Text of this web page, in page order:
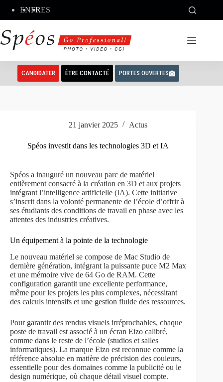
contenu
ENFRES
CANDIDATER ÊTRE CONTACTÉ PORTES OUVERTES
21 janvier 2025 Actus
Spéos investit dans les technologies 3D et IA
Spéos a inauguré un nouveau parc de matériel
entièrement consacré à la création en 3D et aux projets
intégrant l’intelligence artificielle (IA). Cette initiative
s’inscrit dans la volonté permanente de l’école d’offrir à
ses étudiants des conditions de travail en phase avec les
attentes des industries créatives.
Un équipement à la pointe de la technologie
Le nouveau matériel se compose de Mac Studio de
dernière génération, intégrant la puissante puce M2 Max
et une mémoire vive de 64 Go de RAM. Cette
configuration garantit une excellente performance,
même pour les projets les plus complexes, nécessitant
des calculs intensifs et une gestion fluide des ressources.
Pour garantir des rendus visuels irréprochables, chaque
poste de travail est associé à un écran Eizo calibré,
comme dans le reste de l’école (studios et salles
informatiques). La marque Eizo est reconnue comme la
référence absolue en matière de précision des couleurs,
essentielle pour des domaines comme la publicité ou le
design numérique, où chaque détail visuel compte.